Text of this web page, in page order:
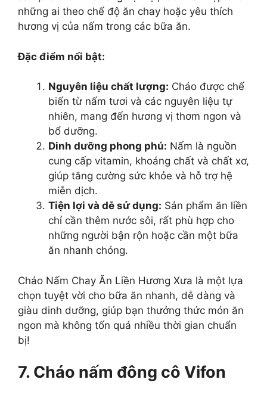
những ai theo chế độ ăn chay hoặc yêu thích
hương vị của nấm trong các bữa ăn.
Đặc điểm nổi bật:
Nguyên liệu chất lượng: Cháo được chế
biến từ nấm tươi và các nguyên liệu tự
nhiên, mang đến hương vị thơm ngon và
bổ dưỡng.
Dinh dưỡng phong phú: Nấm là nguồn
cung cấp vitamin, khoáng chất và chất xơ,
giúp tăng cường sức khỏe và hỗ trợ hệ
miễn dịch.
Tiện lợi và dễ sử dụng: Sản phẩm ăn liền
chỉ cần thêm nước sôi, rất phù hợp cho
những người bận rộn hoặc cần một bữa
ăn nhanh chóng.
Cháo Nấm Chay Ăn Liền Hương Xưa là một lựa
chọn tuyệt vời cho bữa ăn nhanh, dễ dàng và
giàu dinh dưỡng, giúp bạn thưởng thức món ăn
ngon mà không tốn quá nhiều thời gian chuẩn
bị!
7. Cháo nấm đông cô Vifon